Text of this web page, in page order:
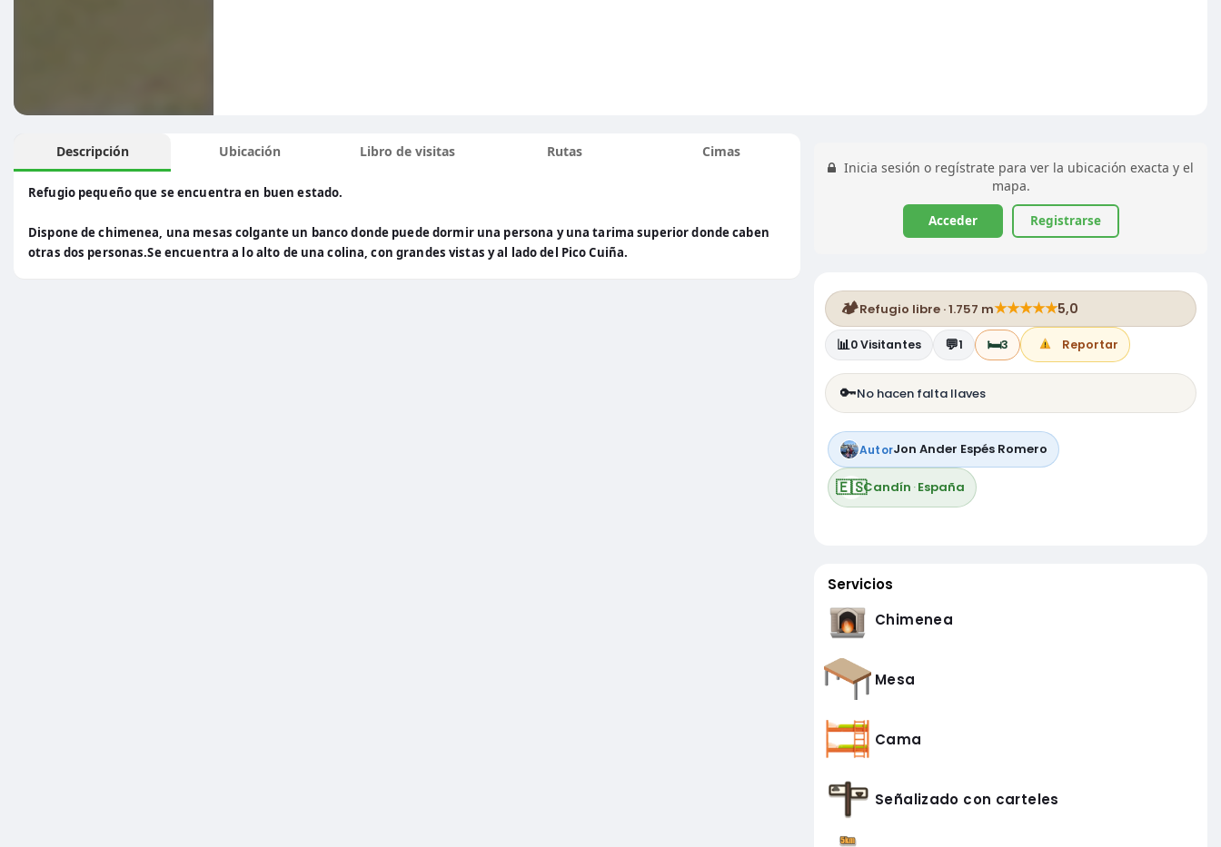
Descripción
Refugio pequeño que se encuentra en buen estado.
Dispone de chimenea, una mesas colgante un banco donde puede dormir una persona y una tarima superior donde caben
otras dos personas.Se encuentra a lo alto de una colina, con grandes vistas y al lado del Pico Cuiña.
Ubicación Libro de visitas Rutas
Cimas
Inicia sesión o regístrate para ver la ubicación exacta y el
mapa.
Acceder Registrarse
🏕️Refugio libre · 1.757 m★★★★★5,0
📊0Visitantes 💬1 🛏️3 Reportar
🔑No hacen falta llaves
AutorJon Ander Espés Romero
🇪🇸Candín ·España
Servicios
Chimenea
Mesa
Cama
Señalizado con carteles